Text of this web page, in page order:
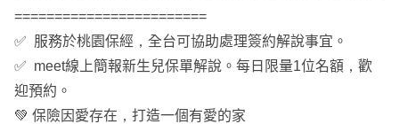
========================
✅ 服務於桃園保經，全台可協助處理簽約解說事宜。
✅ meet線上簡報新生兒保單解說。每日限量1位名額，歡
迎預約。
💚 保險因愛存在，打造一個有愛的家